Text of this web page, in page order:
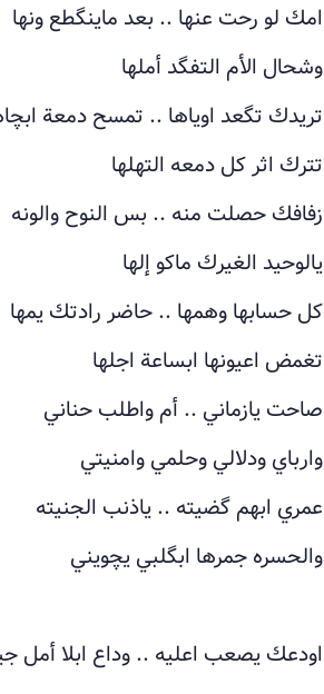
امك لو رحت عنها .. بعد ماينگطع ونها
وشحال الأم التفگد أملها
تريدك تگعد اوياها .. تمسح دمعة
تترك اثر كل دمعه التهلها
زفافك حصلت منه .. بس النوح والونه
يالوحيد الغيرك ماكو إلها
كل حسابها وهمها .. حاضر رادتك يمها
تغمض اعيونها ابساعة اجلها
صاحت يازماني .. أم واطلب حناني
وارباي ودلالي وحلمي وامنيتي
عمري ابهم گضيته .. ياذنب الجنيته
والحسره جمرها ابگلبي يچويني
اودعك يصعب اعليه .. وداع ابلا أمل